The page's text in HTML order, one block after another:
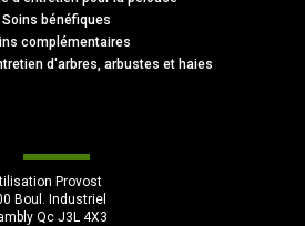
Soins bénéfiques
complémentaires
d'arbres, arbustes et haies
Provost
Boul. Industriel
Qc J3L 4X3